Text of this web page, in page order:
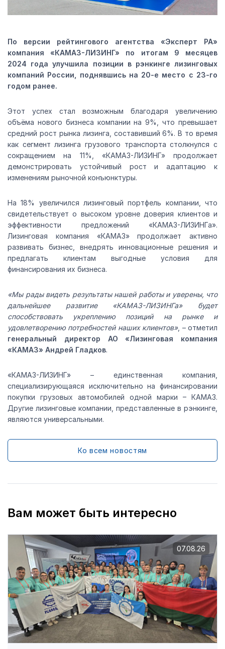
По версии рейтингового агентства «Эксперт РА»
компания «КАМАЗ-ЛИЗИНГ» по итогам 9 месяцев
2024 года улучшила позиции в рэнкинге лизинговых
компаний России, поднявшись на 20-е место с 23-го
годом ранее.
Этот успех стал возможным благодаря увеличению
объёма нового бизнеса компании на 9%, что превышает
средний рост рынка лизинга, составивший 6%. В то время
как сегмент лизинга грузового транспорта столкнулся с
сокращением на 11%, «КАМАЗ-ЛИЗИНГ» продолжает
демонстрировать устойчивый рост и адаптацию к
изменениям рыночной конъюнктуры.
На 18% увеличился лизинговый портфель компании, что
свидетельствует о высоком уровне доверия клиентов и
эффективности предложений «КАМАЗ-ЛИЗИНГа».
Лизинговая компания «КАМАЗ» продолжает активно
развивать бизнес, внедрять инновационные решения и
предлагать клиентам выгодные условия для
финансирования их бизнеса.
«Мы рады видеть результаты нашей работы и уверены, что
дальнейшее развитие «КАМАЗ-ЛИЗИНГа» будет
способствовать укреплению позиций на рынке и
удовлетворению потребностей наших клиентов», – отметил
генеральный директор АО «Лизинговая компания
«КАМАЗ» Андрей Гладков.
«КАМАЗ-ЛИЗИНГ» – единственная компания,
специализирующаяся исключительно на финансировании
покупки грузовых автомобилей одной марки – КАМАЗ.
Другие лизинговые компании, представленные в рэнкинге,
являются универсальными.
Ко всем новостям
Вам может быть интересно
07.08.26